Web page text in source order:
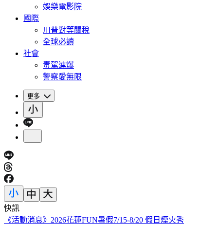
娛樂電影院
國際
川普對等關稅
全球必讀
社會
毒駕連爆
警察愛無限
更多
快訊
續任3天赴美遴選 清大校長高為元首發聲致歉